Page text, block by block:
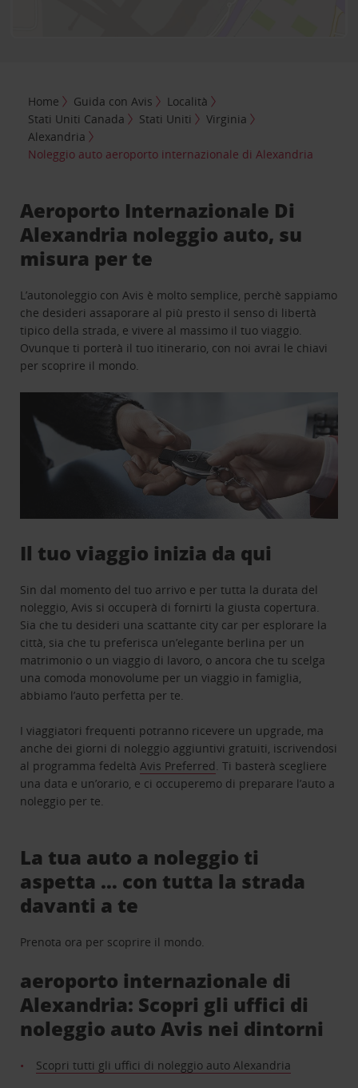
Home Guida con Avis
Località
Stati Uniti Canada
Stati Uniti
Virginia
Alexandria
Noleggio auto aeroporto internazionale di Alexandria
Aeroporto Internazionale Di
Alexandria noleggio auto, su
misura per te
L’autonoleggio con Avis è molto semplice, perchè sappiamo
che desideri assaporare al più presto il senso di libertà
tipico della strada, e vivere al massimo il tuo viaggio.
Ovunque ti porterà il tuo itinerario, con noi avrai le chiavi
per scoprire il mondo.
Il tuo viaggio inizia da qui
Sin dal momento del tuo arrivo e per tutta la durata del
noleggio, Avis si occuperà di fornirti la giusta copertura.
Sia che tu desideri una scattante city car per esplorare la
città, sia che tu preferisca un’elegante berlina per un
matrimonio o un viaggio di lavoro, o ancora che tu scelga
una comoda monovolume per un viaggio in famiglia,
abbiamo l’auto perfetta per te.
I viaggiatori frequenti potranno ricevere un upgrade, ma
anche dei giorni di noleggio aggiuntivi gratuiti, iscrivendosi
al programma fedeltàAvis Preferred. Ti basterà scegliere
una data e un’orario, e ci occuperemo di preparare l’auto a
noleggio per te.
La tua auto a noleggio ti
aspetta … con tutta la strada
davanti a te
Prenota ora per scoprire il mondo.
aeroporto internazionale di
Alexandria: Scopri gli uffici di
noleggio auto Avis nei dintorni
Scopri tutti gli uffici di noleggio auto Alexandria